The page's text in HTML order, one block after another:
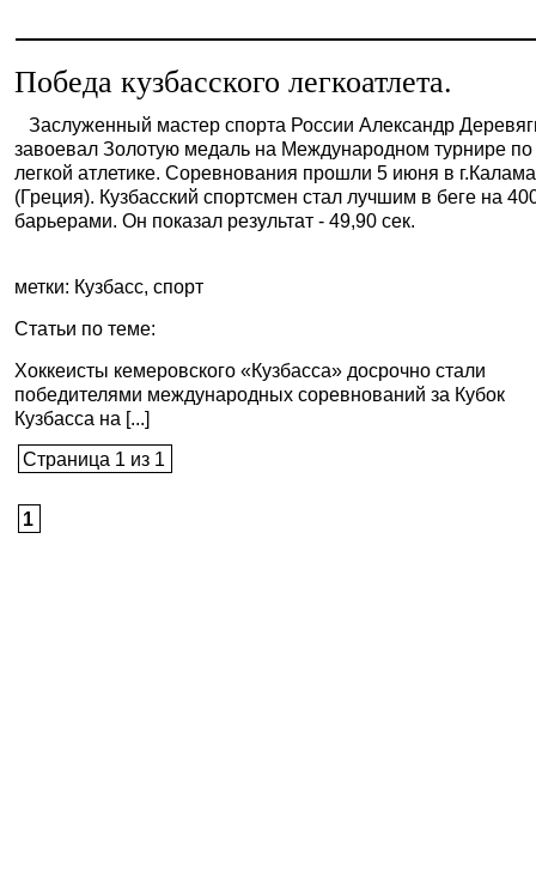
Победа кузбасского легкоатлета.
Заслуженный мастер спорта России Александр
завоевал Золотую медаль на Международном турнире по
легкой атлетике. Cоревнования прошли 5 июня в
(Греция). Кузбасский спортсмен стал лучшим в беге на
барьерами. Он показал результат - 49,90 сек.
метки: Кузбасс, спорт
Статьи по теме:
Хоккеисты кемеровского «Кузбасса» досрочно стали
победителями международных соревнований за Кубок
Кузбасса на [...]
Страница 1 из 1
1